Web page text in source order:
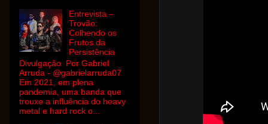
Entrevista –
Trovão:
Colhendo os
Frutos da
Persistência
Divulgação Por Gabriel
Arruda - @gabrielarruda07
Em 2021, em plena
pandemia, uma banda que
trouxe a influência do heavy
metal e hard rock o...